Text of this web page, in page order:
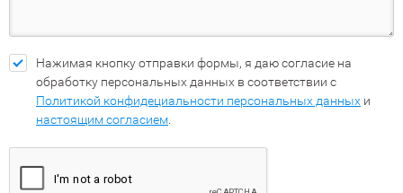
Нажимая кнопку отправки формы, я даю согласие на
обработку персональных данных в соответствии с
Политикой конфидециальности персональных данных и
настоящим согласием